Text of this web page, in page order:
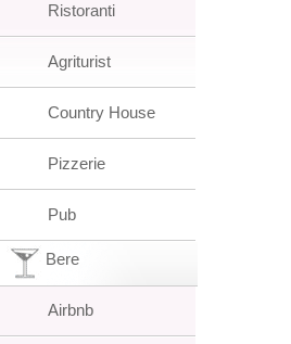
Ristoranti
Agriturist
Country House
Pizzerie
Pub
Bere
Airbnb